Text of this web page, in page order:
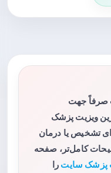
صرفاً جهت
ویزیت پزشک
تشخیص یا درمان
کامل‌تر، صفحه
پزشک سایت را